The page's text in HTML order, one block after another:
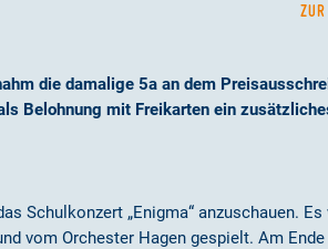
die damalige 5a an dem
Belohnung mit Freikarten ein
Schulkonzert „Enigma“ anzuschauen.
vom Orchester Hagen gespielt. Am